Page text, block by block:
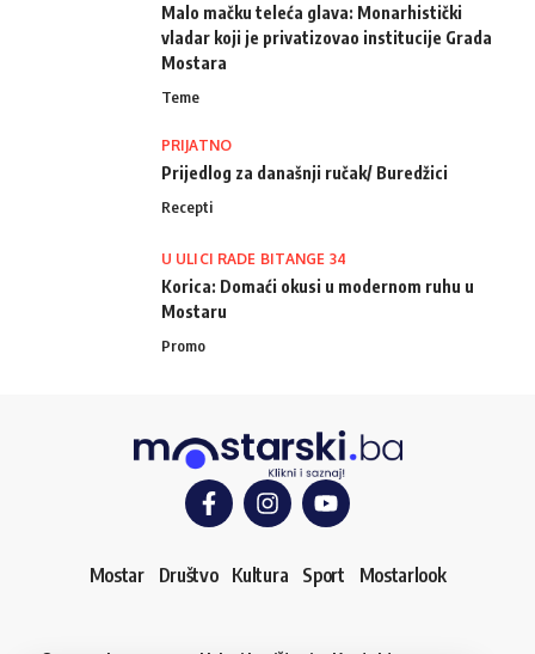
Malo mačku teleća glava: Monarhistički
vladar koji je privatizovao institucije Grada
Mostara
Teme
PRIJATNO
Prijedlog za današnji ručak/ Buredžici
Recepti
U ULICI RADE BITANGE 34
Korica: Domaći okusi u modernom ruhu u
Mostaru
Promo
Mostar Društvo Kultura Sport Mostarlook